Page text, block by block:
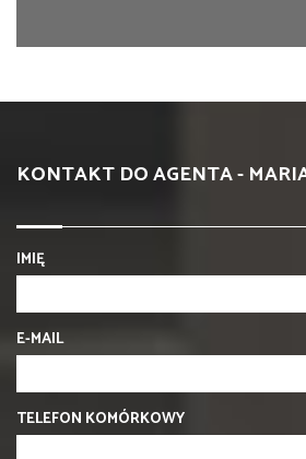
KONTAKT DO AGENTA -
IMIĘ
E-MAIL
TELEFON KOMÓRKOWY